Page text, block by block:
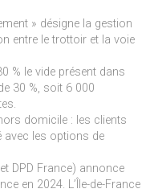
» désigne la gestion
entre le trottoir et la voie
% le vide présent dans
30 %, soit 6 000
domicile : les clients
avec les options de
DPD France) annonce
en 2024. L’Île-de-France